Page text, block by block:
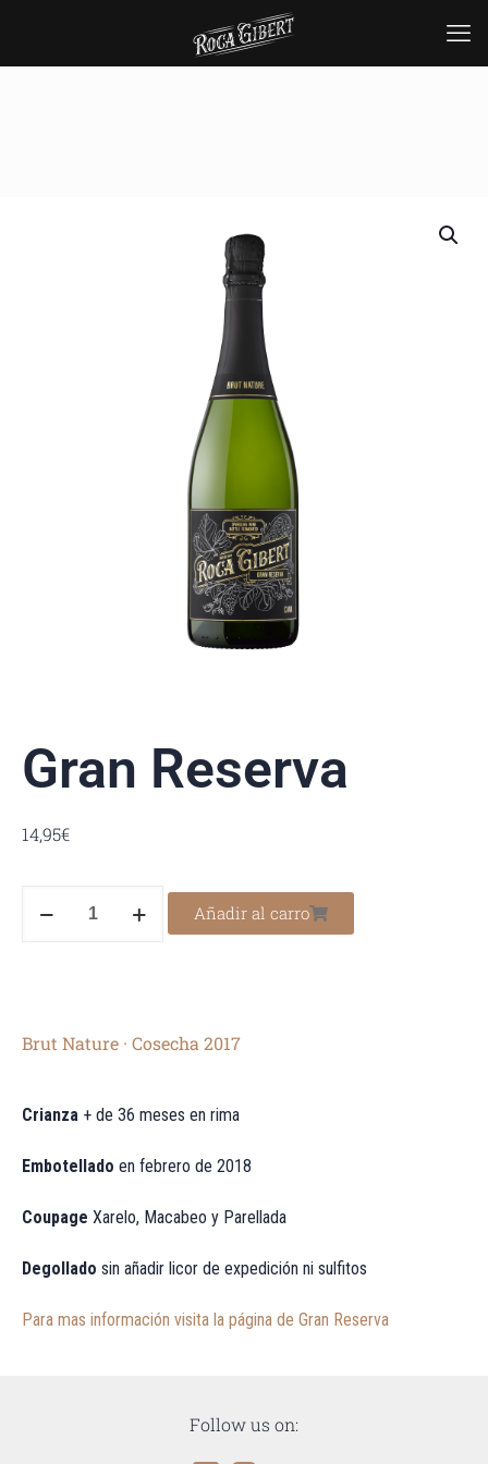
Gran Reserva
14,95€
Añadir al carro
Brut Nature · Cosecha 2017
Crianza + de 36 meses en rima
Embotellado en febrero de 2018
Coupage Xarelo, Macabeo y Parellada
Degollado sin añadir licor de expedición ni sulfitos
Para mas información visita la página de Gran Reserva
Follow us on: